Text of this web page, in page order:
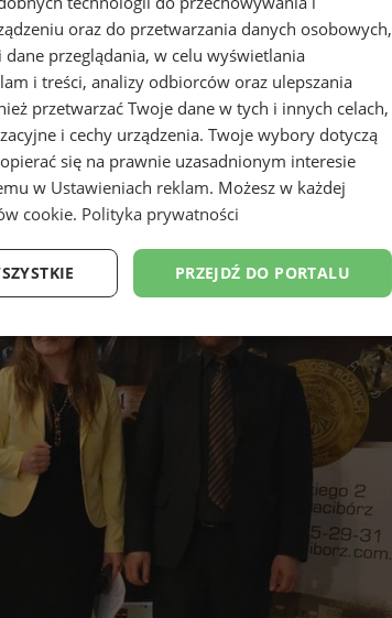
oraz do przetwarzania danych osobowych,
przeglądania, w celu wyświetlania
i treści, analizy odbiorców oraz ulepszania
przetwarzać Twoje dane w tych i innych celach,
i cechy urządzenia. Twoje wybory dotyczą
się na prawnie uzasadnionym interesie
w Ustawieniach reklam. Możesz w każdej
cookie. Polityka prywatności
PRZEJDŹ DO PORTALU
Funkcjonalność Niesklasyfikowane
Funkcjonalność Niesklasyfikowane
funkcji strony internetowej, takich jak logowanie użytkownika i
korzystać ze strony internetowej.
Opis